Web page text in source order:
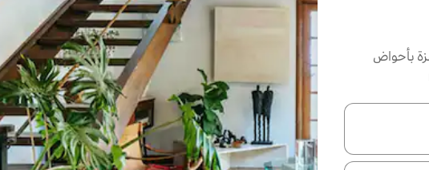
بأحواض
لأعلى ولأسفل أو استكشف عن طريق اللمس أو السحب.